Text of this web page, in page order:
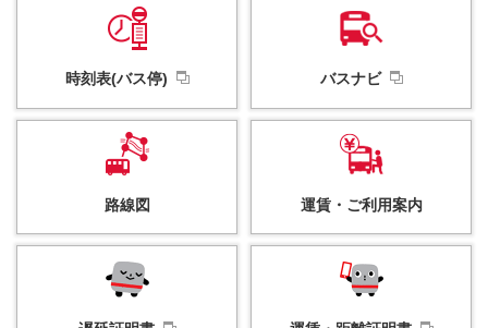
時刻表(バス停) バスナビ
路線図 運賃・ ご利用案内